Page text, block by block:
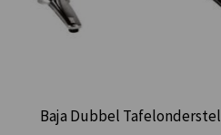
Baja Dubbel Tafelonderstel